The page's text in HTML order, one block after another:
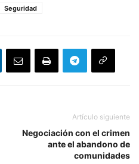
Seguridad
Artículo siguiente
Negociación con el crimen
ante el abandono de
comunidades